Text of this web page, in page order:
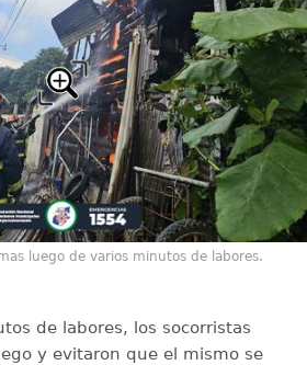
luego de varios minutos de labores.
de labores, los socorristas
y evitaron que el mismo se